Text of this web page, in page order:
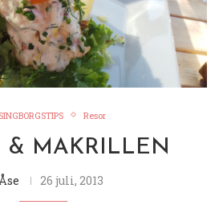
Resor
& MAKRILLEN
Åse 26 juli, 2013